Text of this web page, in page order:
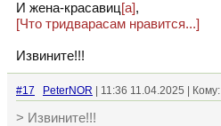
И жена-красавиц[а],
[Что тридварасам нравится...]
Извините!!!
#17 PeterNOR | 11:36 11.04.2025 | Кому:
> Извините!!!